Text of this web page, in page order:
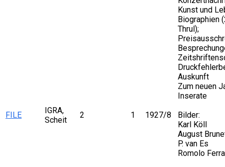
FILE
IGRA,
Scheit
2 1 1927/8
Kunst und
Biographien
Thrul);
Auskunft
Zum neuen
Inserate
Bilder:
Karl Köll
August
P. van Es
Romolo